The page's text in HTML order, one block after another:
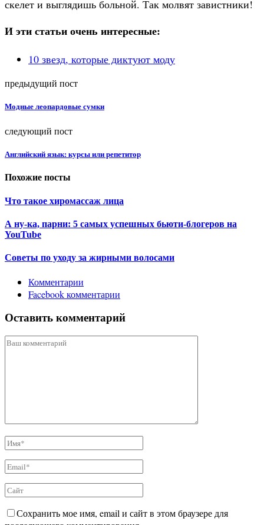
скелет и выглядишь больной. Так молвят завистники!
И эти статьи очень интересные:
10 звезд, которые диктуют моду
предыдущий пост
Модные леопардовые сумки
следующий пост
Английский язык: курсы или репетитор
Похожие посты
Что такое хиромассаж лица
А ну-ка, парни: 5 самых успешных бьюти-блогеров на
YouTube
Советы по уходу за жирными волосами
Комментарии
Facebook комментарии
Оставить комментарий
Сохранить мое имя, email и сайт в этом браузере для